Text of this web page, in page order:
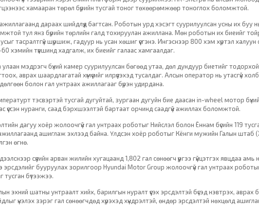
хамааран төрөл бүрийн тусгай тоног төхөөрөмжөөр тоноглох боломжтой.
дараах шийдлүүд багтсан. Роботын урд хэсэгт суурилуулсан усны их буу
тул янз бүрийн төрлийн галд тохируулан ажиллана. Мөн роботын их биеийг
тасралтгүй шүршиж, гадуур нь усан хөшиг үүсгэнэ. Ингэснээр 800 хэм хүртэл
хэмийн түвшинд хадгалж, их биеийг галаас хамгаалдаг.
мэдрэгч бүхий камер суурилуулсан бөгөөд утаа, дөл дундуур биетийг тодорхой
аврах шаардлагатай хүмүүсийг илрүүлэхэд тусалдаг. Алсын оператор нь утасгүй
болон гал унтраах ажиллагааг бүрэн удирдана.
тэсвэртэй тусгай дугуйтай, зургаан дугуйн бие даасан in-wheel мотор
үүссэн нуранги, саад бэрхшээлтэй бартаат орчинд саадгүй ажиллах боломжтой.
дагуу хоёр жолоочгүй гал унтраах роботыг Нийслэл болон Ённам бүсийн 119
ашиглаж эхлээд байна. Үлдсэн хоёр роботыг Кёнги мужийн Галын штаб
өгнө.
сүүлийн арван жилийн хугацаанд 1,802 гал сөнөөгч үүргээ гүйцэтгэх явцдаа амь
бууруулах зорилгоор Hyundai Motor Group жолоочгүй гал унтраах роботыг
тусган бүтээжээ.
эхний шатны унтраалт хийх, барилгын нуралт үүсэх эрсдэлтэй бүсэд нэвтрэх, аврах
үнэлэх зэрэг гал сөнөөгчдөд хүрэхэд хүндрэлтэй, өндөр эрсдэлтэй нөхцөлд